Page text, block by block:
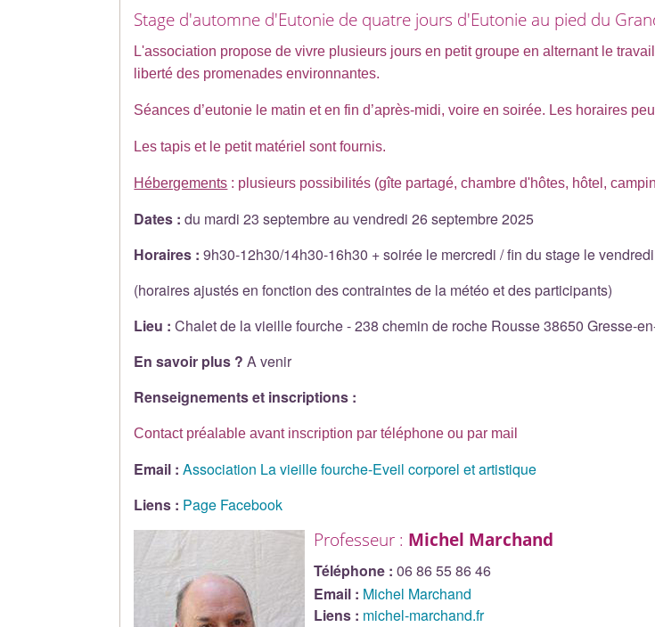
Stage d'automne d'Eutonie de quatre jours d'Eutonie au pied du
L'association propose de vivre plusieurs jours en petit groupe en alternant le
liberté des promenades environnantes.
Séances d’eutonie le matin et en fin d’après-midi, voire en soirée. Les horaires
Les tapis et le petit matériel sont fournis.
Hébergements : plusieurs possibilités (gîte partagé, chambre d'hôtes, hôtel,
Dates :du mardi 23 septembre au vendredi 26 septembre 2025
Horaires :9h30-12h30/14h30-16h30 + soirée le mercredi / fin du stage le
(horaires ajustés en fonction des contraintes de la météo et des participants)
Lieu : Chalet de la vieille fourche - 238 chemin de roche Rousse 38650 Gresse-
En savoir plus ? A venir
Renseignements et inscriptions :
Contact préalable avant inscription par téléphone ou par mail
Email : Association La vieille fourche-Eveil corporel et artistique
Liens : Page Facebook
Professeur : Michel Marchand
Téléphone : 06 86 55 86 46
Email : Michel Marchand
Liens : michel-marchand.fr